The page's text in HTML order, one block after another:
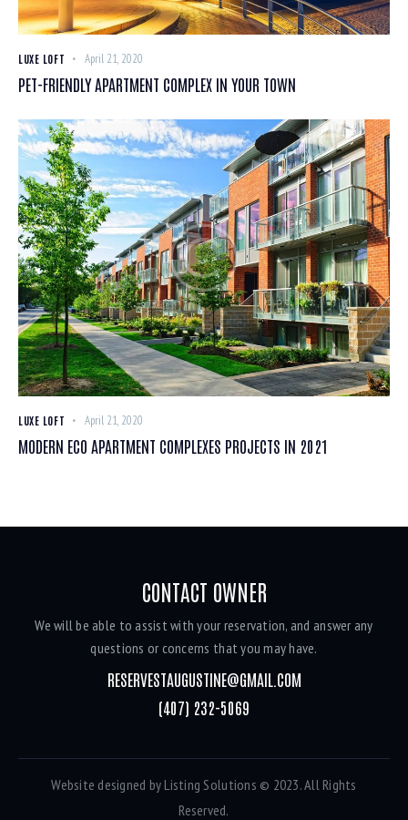
LUXE LOFT April 21, 2020
PET-FRIENDLY APARTMENT COMPLEX IN YOUR TOWN
LUXE LOFT April 21, 2020
MODERN ECO APARTMENT COMPLEXES PROJECTS IN 2021
CONTACT OWNER
We will be able to assist with your reservation, and answer any
questions or concerns that you may have.
RESERVESTAUGUSTINE@GMAIL.COM
(407) 232-5069
Website designed by Listing Solutions © 2023. All Rights
Reserved.